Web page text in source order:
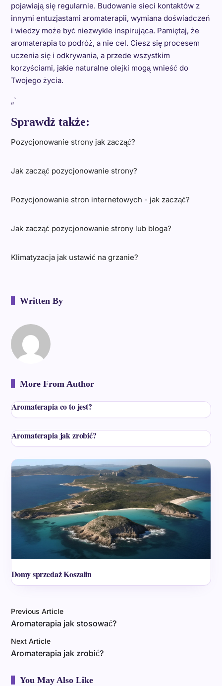
pojawiają się regularnie. Budowanie sieci kontaktów z
innymi entuzjastami aromaterapii, wymiana doświadczeń
i wiedzy może być niezwykle inspirująca. Pamiętaj, że
aromaterapia to podróż, a nie cel. Ciesz się procesem
uczenia się i odkrywania, a przede wszystkim
korzyściami, jakie naturalne olejki mogą wnieść do
Twojego życia.
„`
Sprawdź także:
Pozycjonowanie strony jak zacząć?
Jak zacząć pozycjonowanie strony?
Pozycjonowanie stron internetowych - jak zacząć?
Jak zacząć pozycjonowanie strony lub bloga?
Klimatyzacja jak ustawić na grzanie?
Written By
More From Author
Aromaterapia co to jest?
Aromaterapia jak zrobić?
Domy sprzedaż Koszalin
Previous Article
Aromaterapia jak stosować?
Next Article
Aromaterapia jak zrobić?
You May Also Like